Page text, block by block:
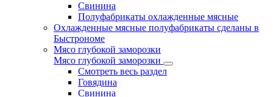
Свинина
Полуфабрикаты охлажденные мясные
Охлажденные мясные полуфабрикаты сделаны в
Быстрономе
Мясо глубокой заморозки
Мясо глубокой заморозки
Смотреть весь раздел
Говядина
Свинина